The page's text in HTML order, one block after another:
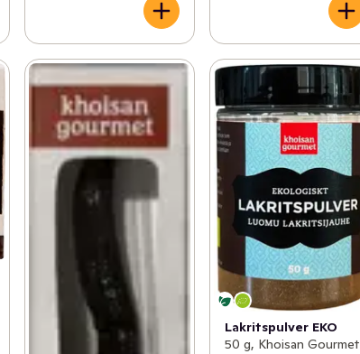
Lakritspulver EKO
50 g, Khoisan Gourmet